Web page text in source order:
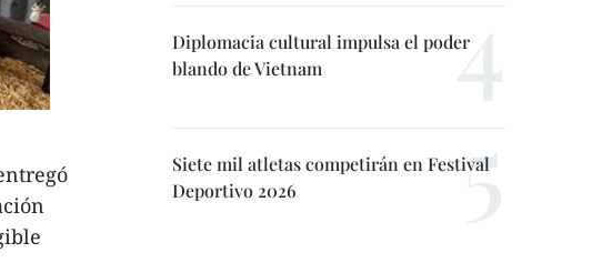
Diplomacia cultural impulsa el poder
blando de Vietnam
Siete mil atletas competirán en Festival
Deportivo 2026